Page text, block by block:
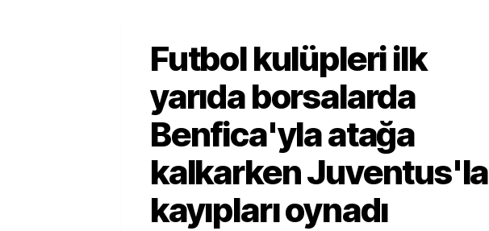
Futbol kulüpleri ilk
yarıda borsalarda
Benfica'yla atağa
kalkarken Juventus'la
kayıpları oynadı